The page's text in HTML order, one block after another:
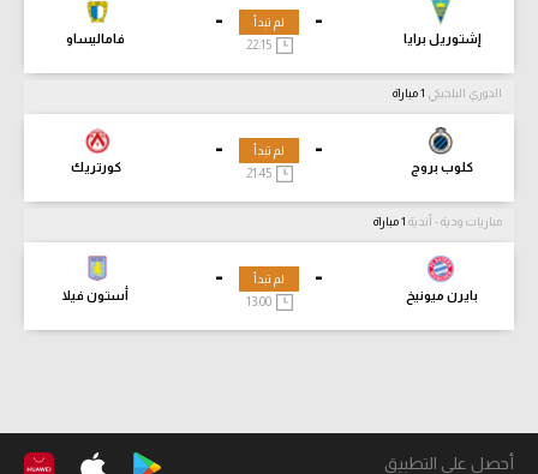
-
إشتوريل برايا
-
فاماليساو
لم تبدأ
22:15
الدوري البلجيكي
-
كلوب بروج
-
كورتريك
لم تبدأ
21:45
مباريات ودية - أندية
-
بايرن ميونيخ
-
أستون فيلا
لم تبدأ
13:00
أحصل على التطبيق